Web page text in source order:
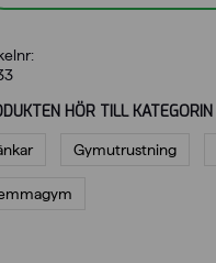
HÖR TILL KATEGORIN
Gymutrustning